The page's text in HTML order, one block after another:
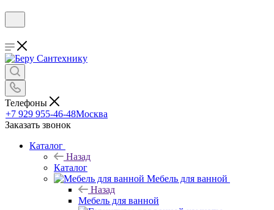
Телефоны
+7 929 955-46-48Москва
Заказать звонок
Каталог
Назад
Каталог
Мебель для ванной
Назад
Мебель для ванной